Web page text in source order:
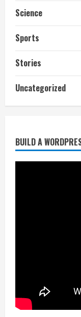
Science
Sports
Stories
Uncategorized
BUILD A